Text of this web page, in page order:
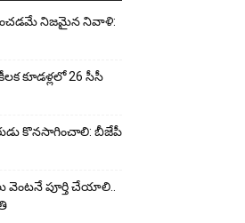
నిజమైన నివాళి:
కూడళ్లలో 26 సీసీ
కొనసాగించాలి: బీజేపీ
వెంటనే పూర్తి చేయాలి..